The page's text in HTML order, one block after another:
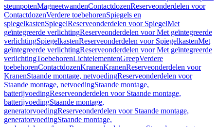
steunpotenMagneetwandenContactdozenReserveonderdelen voor
ContactdozenVerdere toebehorenSpiegels en
spiegelkastenSpiegelReserveonderdelen voor SpiegelMet
geïntegreerde verlichtingReserveonderdelen voor Met geïntegreerde
verlichtingSpiegelkastenReserveonderdelen voor SpiegelkastenMet
geïntegreerde verlichtingReserveonderdelen voor Met geïntegreerde
verlichtingToebehorenLichtelementenGreepVerdere
toebehorenContactdozenKranenKranenReserveonderdelen voor
KranenStaande montage, netvoedingReserveonderdelen voor
Staande montage, netvoedingStaande montage,
batterijvoedingReserveonderdelen voor Staande montage,
batterijvoedingStaande montage,
generatorvoedingReserveonderdelen voor Staande montage,
generatorvoedingStaande montage,